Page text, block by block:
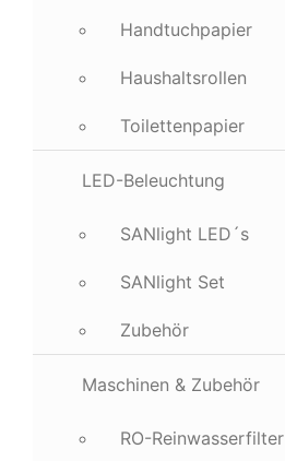
Handtuchpapier
Haushaltsrollen
Toilettenpapier
LED-Beleuchtung
SANlight LED´s
SANlight Set
Zubehör
Maschinen & Zubehör
RO-Reinwasserfilter